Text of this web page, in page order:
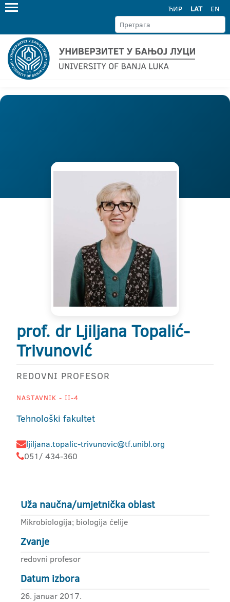
ЋИР LAT EN
prof. dr Ljiljana Topalić-
Trivunović
REDOVNI PROFESOR
NASTAVNIK - II-4
Tehnološki fakultet
ljiljana.topalic-trivunovic@tf.unibl.org
051/ 434-360
Uža naučna/umjetnička oblast
Mikrobiologija; biologija ćelije
Zvanje
redovni profesor
Datum izbora
26. januar 2017.